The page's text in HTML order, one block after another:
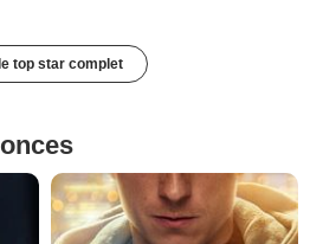
top star complet